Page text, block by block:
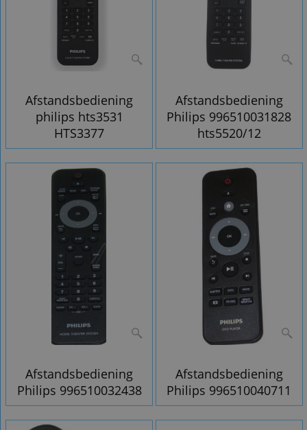
Afstandsbediening
philips hts3531
HTS3377
Afstandsbediening
Philips 996510031828
hts5520/12
Afstandsbediening
Philips 996510032438
Afstandsbediening
Philips 996510040711